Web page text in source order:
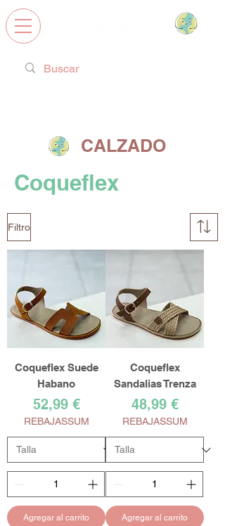
CALZADO
Coqueflex
Filtro
Coqueflex Suede
Habano
Precio
52,99 €
REBAJASSUM
Agregar al carrito
Coqueflex
Sandalias Trenza
Precio
48,99 €
REBAJASSUM
Agregar al carrito